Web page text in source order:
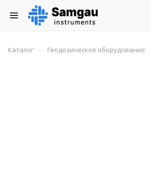
Каталог – Геодезическое оборудование